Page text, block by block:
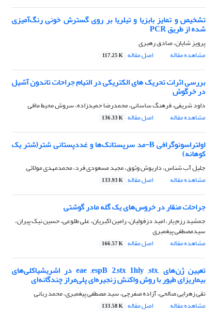
تشخیص و تمایز بابزیا و تیلریا بر روی گسترش خونی رنگ‌آمیزی
شده از طریق PCR
پرویز شایان، صادق رهبری
مشاهده مقاله
اصل مقاله 117.25 K
بررسی اثرات تحریک های الکتریکی در التیام جراحات تاندون آشیل
در خرگوش
داود شریفی، فرهنگ ساسانی، محمدرضا حمیدزاده، سروش محیط مافی
مشاهده مقاله
اصل مقاله 136.33 K
اولتراسونوگرافی B-مد‌ سرپستانک‌ها و غددپستانی شتر(شتر یک
کوهانه)
جلیل آب شناس، داریوش وثوق، مجید مسعودی فرد، محمدمهدی مولائی
مشاهده مقاله
اصل مقاله 133.93 K
‌‌جراحات منقار در خروس‌های یک گله مادر گوشتی
جمشید رزم یار، امید دزفولیان، رامین اکبریان، علی طلوعی، حسین نیک پیران،
سیدمصطفی پیغمبری
مشاهده مقاله
اصل مقاله 166.57 K
تعیین ژن‌های ,eae ,espB 2,stx 1hly ,stx در اشریشیاکلی‌های
بیماریزای طیور با روش واکنش زنجیره‌ای پلی‌مراز چندگانه‌ای
تقی زهرایی صالحی، آزاده صفرچی، سید مصطفی پیغمبری، محمد ربانی
مشاهده مقاله
اصل مقاله 133.58 K